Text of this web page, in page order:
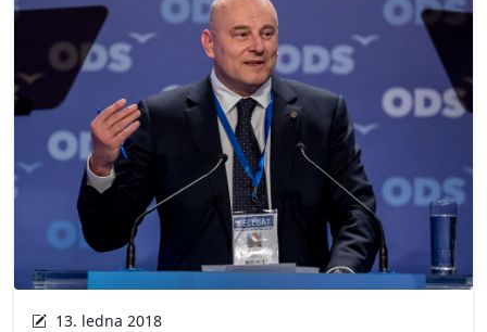
13. ledna 2018